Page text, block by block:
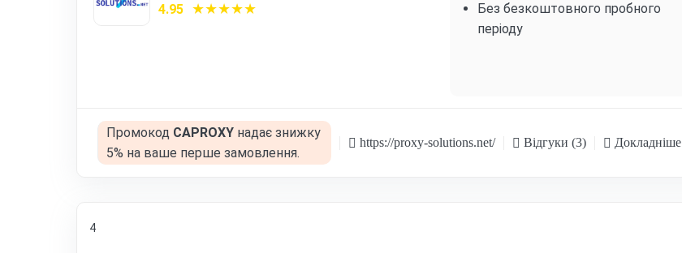
4.95
Без безкоштовного пробного
періоду
Промокод CAPROXY надає знижку
5% на ваше перше замовлення.
https://proxy-solutions.net/ Відгуки (3) Докладніше
4